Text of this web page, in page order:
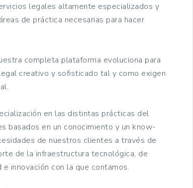
legales altamente especializados y
de práctica necesarias para hacer
completa plataforma evoluciona para
creativo y sofisticado tal y como exigen
en las distintas prácticas del
basados en un conocimiento y un know-
de nuestros clientes a través de
de la infraestructura tecnológica, de
innovación con la que contamos.